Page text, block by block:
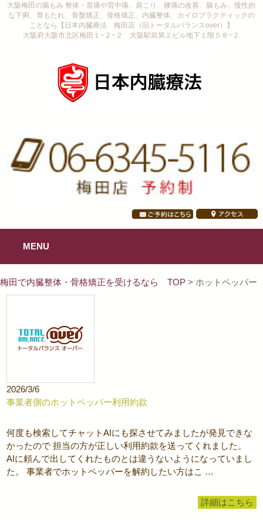
大阪梅田の腸もみ 整体・首痛や背中痛、肩こり、腰痛の改善、腸もみ、慢性的
な下痢、胃もたれ、骨盤矯正、骨格矯正、内臓整体、カイロプラクティックの
ことなら【日本内臓療法 梅田店（旧トータルバランスover）】
大阪府大阪市北区梅田１−２−２ 大阪駅前第２ビル地下１階５８−２
MENU
梅田で内臓整体・骨格矯正を受けるなら TOP > ホットペッパー
2026/3/6
事業者側のホットペッパー利用約款
何度も検索してチャットAIにも探させてみましたが発見できな
かったので 担当の方が正しい利用約款を送ってくれました。
AIに頼んで出してくれたものとは違うないようになっていまし
た。 事業者でホットペッパーを解約したい方はこ …
詳細はこちら